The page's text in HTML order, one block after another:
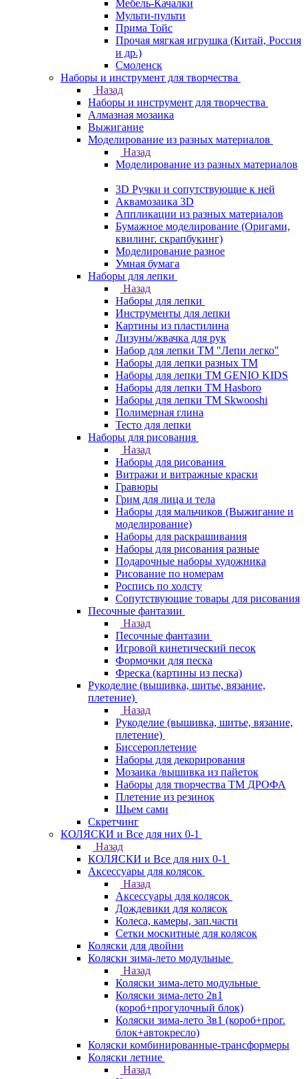
Мебель-Качалки
Мульти-пульти
Прима Тойс
Прочая мягкая игрушка (Китай, Россия
и др.)
Смоленск
Наборы и инструмент для творчества
Назад
Наборы и инструмент для творчества
Алмазная мозаика
Выжигание
Моделирование из разных материалов
Назад
Моделирование из разных материалов
3D Ручки и сопутствующие к ней
Аквамозаика 3D
Аппликации из разных материалов
Бумажное моделирование (Оригами,
квилинг. скрапбукинг)
Моделирование разное
Умная бумага
Наборы для лепки
Назад
Наборы для лепки
Инструменты для лепки
Картины из пластилина
Лизуны/жвачка для рук
Набор для лепки ТМ "Лепи легко"
Наборы для лепки разных ТМ
Наборы для лепки ТМ GENIO KIDS
Наборы для лепки ТМ Hasboro
Наборы для лепки ТМ Skwooshi
Полимерная глина
Тесто для лепки
Наборы для рисования
Назад
Наборы для рисования
Витражи и витражные краски
Гравюры
Грим для лица и тела
Наборы для мальчиков (Выжигание и
моделирование)
Наборы для раскрашивания
Наборы для рисования разные
Подарочные наборы художника
Рисование по номерам
Роспись по холсту
Сопутствующие товары для рисования
Песочные фантазии
Назад
Песочные фантазии
Игровой кинетический песок
Формочки для песка
Фреска (картины из песка)
Рукоделие (вышивка, шитье, вязание,
плетение)
Назад
Рукоделие (вышивка, шитье, вязание,
плетение)
Биссероплетение
Наборы для декорирования
Мозаика /вышивка из пайеток
Наборы для творчества ТМ ДРОФА
Плетение из резинок
Шьем сами
Скретчинг
КОЛЯСКИ и Все для них 0-1
Назад
КОЛЯСКИ и Все для них 0-1
Аксессуары для колясок
Назад
Аксессуары для колясок
Дождевики для колясок
Колеса, камеры, зап.части
Сетки москитные для колясок
Коляски для двойни
Коляски зима-лето модульные
Назад
Коляски зима-лето модульные
Коляски зима-лето 2в1
(короб+прогулочный блок)
Коляски зима-лето 3в1 (короб+прог.
блок+автокресло)
Коляски комбинированные-трансформеры
Коляски летние
Назад